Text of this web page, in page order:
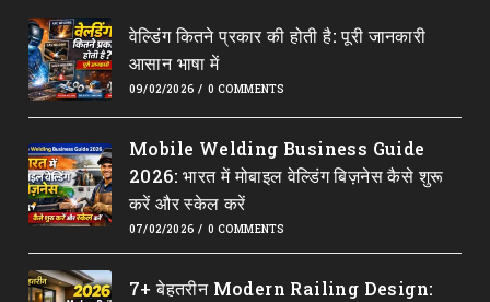
new
tab
new
tab
new
tab
new
tab
new
tab
वेल्डिंग कितने प्रकार की होती है: पूरी जानकारी
आसान भाषा में
09/02/2026 / 0 COMMENTS
Mobile Welding Business Guide
2026: भारत में मोबाइल वेल्डिंग बिज़नेस कैसे शुरू
करें और स्केल करें
07/02/2026 / 0 COMMENTS
7+ बेहतरीन Modern Railing Design: